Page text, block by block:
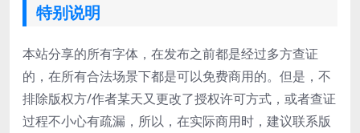
特别说明
本站分享的所有字体，在发布之前都是经过多方查证
的，在所有合法场景下都是可以免费商用的。但是，不
排除版权方/作者某天又更改了授权许可方式，或者查证
过程不小心有疏漏，所以，在实际商用时，建议联系版